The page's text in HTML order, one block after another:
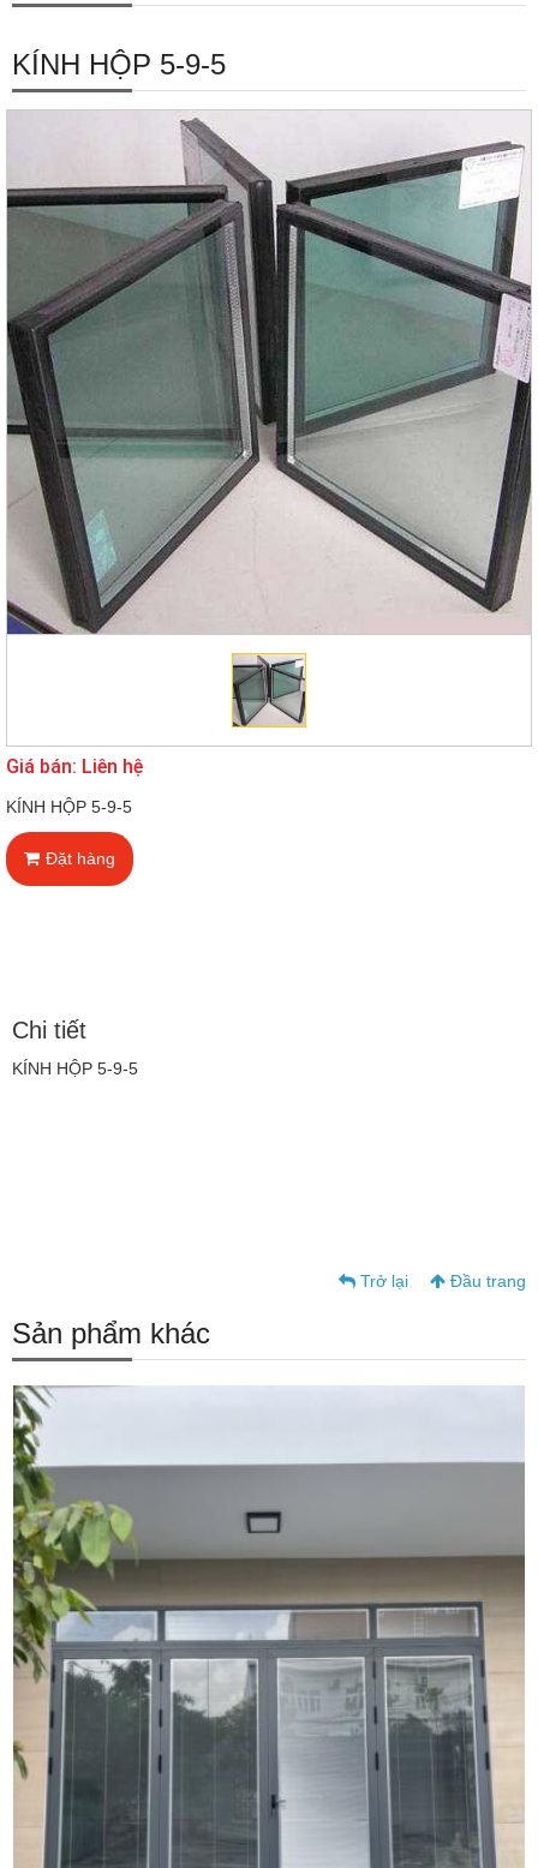
KÍNH HỘP 5-9-5
Giá bán: Liên hệ
KÍNH HỘP 5-9-5
Đặt hàng
Chi tiết
KÍNH HỘP 5-9-5
Trở lại Đầu trang
Sản phẩm khác